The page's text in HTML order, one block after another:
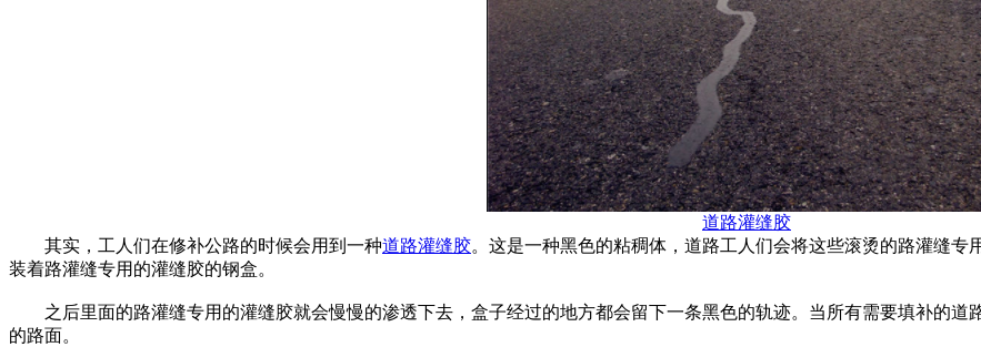
道路灌缝胶
其实，工人们在修补公路的时候会用到一种道路灌缝胶。这是一种黑色的粘稠体，道路工人们会将这些滚烫的路灌缝专
装着路灌缝专用的灌缝胶的钢盒。
之后里面的路灌缝专用的灌缝胶就会慢慢的渗透下去，盒子经过的地方都会留下一条黑色的轨迹。当所有需要填补的道
的路面。